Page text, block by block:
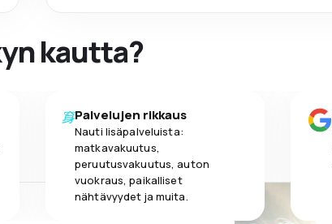
kautta?
Palvelujen rikkaus
Nauti lisäpalveluista:
matkavakuutus,
peruutusvakuutus, auton
vuokraus, paikalliset
nähtävyydet ja muita.